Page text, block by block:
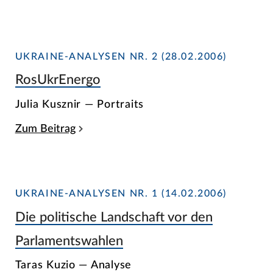
UKRAINE-ANALYSEN NR. 2 (28.02.2006)
RosUkrEnergo
Julia Kusznir — Portraits
Zum Beitrag
UKRAINE-ANALYSEN NR. 1 (14.02.2006)
Die politische Landschaft vor den
Parlamentswahlen
Taras Kuzio — Analyse